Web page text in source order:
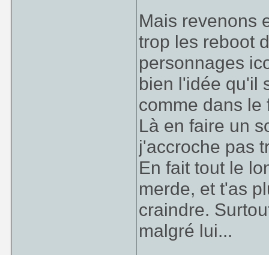
Mais revenons
trop les reboot
personnages
bien l'idée qu'il
comme dans
Là en faire un
j'accroche pas
En fait tout le
merde, et t'as
craindre.
malgré lui...